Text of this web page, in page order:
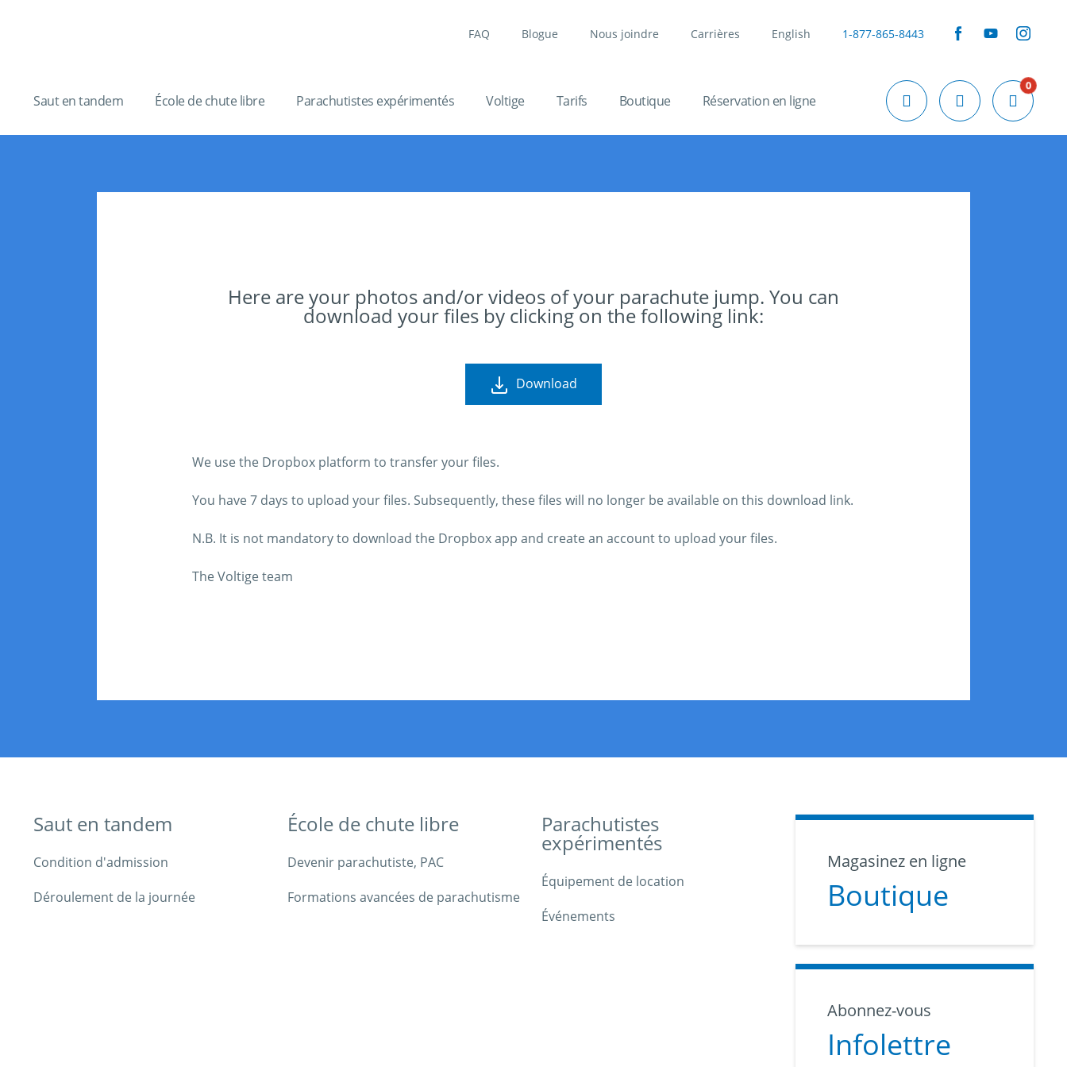
FAQ Blogue Nous joindre Carrières English 1-877-865-8443
Saut en tandem École de chute libre Parachutistes expérimentés Voltige Tarifs Boutique Réservation en ligne
0
Here are your photos and/or videos of your parachute jump. You can
download your files by clicking on the following link:
Download
We use the Dropbox platform to transfer your files.
You have 7 days to upload your files. Subsequently, these files will no longer be available on this download link.
N.B. It is not mandatory to download the Dropbox app and create an account to upload your files.
The Voltige team
Saut en tandem
Condition d'admission
Déroulement de la journée
École de chute libre
Devenir parachutiste, PAC
Formations avancées de parachutisme
Parachutistes
expérimentés
Équipement de location
Événements
Magasinez en ligne
Boutique
Abonnez-vous
Infolettre